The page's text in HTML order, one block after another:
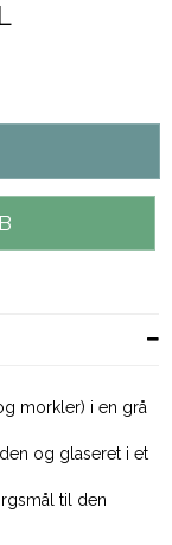
morkler) i en grå
og glaseret i et
til den